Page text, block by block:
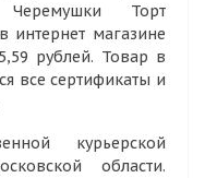
Торт
интернет магазине
рублей. Товар в
все сертификаты и
курьерской
области.